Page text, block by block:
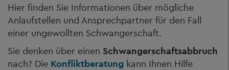
Hier finden Sie Informationen über mögliche
Anlaufstellen und Ansprechpartner für den Fall
einer ungewollten Schwangerschaft.
Sie denken über einen Schwangerschaftsabbruch
nach? Die Konfliktberatung kann Ihnen Hilfe